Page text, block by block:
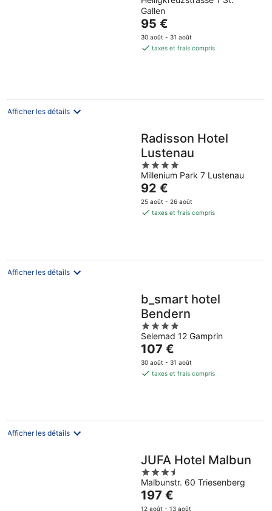
out
of
5
Gallen
Le
prix
est
95 €
30 août - 31 août
taxes et frais compris
Afficher les détails
Radisson Hotel
Lustenau
4
out
of
5
Millenium Park 7 Lustenau
Le
prix
est
nuit
92 €
25 août - 26 août
taxes et frais compris
Afficher les détails
b_smart hotel
Bendern
4
out
of
5
Selemad 12 Gamprin
Le
prix
est
nuit
107 €
30 août - 31 août
taxes et frais compris
Afficher les détails
JUFA Hotel Malbun
3.5
out
of
Malbunstr. 60 Triesenberg
Le
prix
197 €
12 août - 13 août